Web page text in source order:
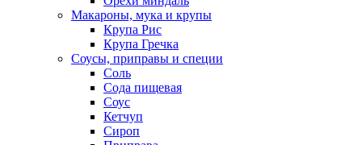
Макароны, мука и крупы
Крупа Рис
Крупа Гречка
Соусы, приправы и специи
Соль
Сода пищевая
Соус
Кетчуп
Сироп